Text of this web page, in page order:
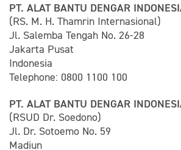
PT. ALAT BANTU DENGAR
(RS. M. H. Thamrin Internasional)
Jl. Salemba Tengah No. 26-28
Jakarta Pusat
Indonesia
Telephone: 0800 1100 100
PT. ALAT BANTU DENGAR
(RSUD Dr. Soedono)
Jl. Dr. Sotoemo No. 59
Madiun